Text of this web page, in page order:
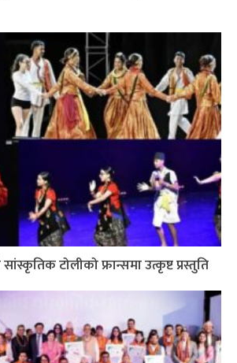
सांस्कृतिक टोलीको फ्रान्समा उत्कृष्ट प्रस्तुति